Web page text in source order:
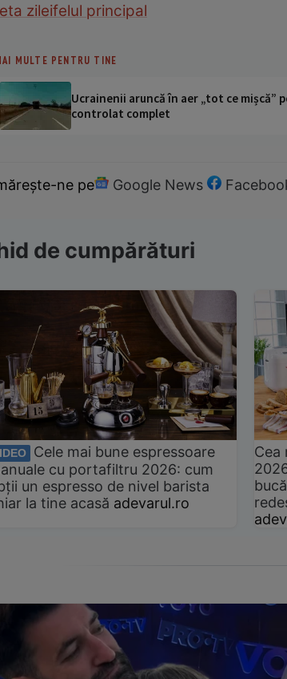
zileifelul principal
MULTE PENTRU TINE
Ucrainenii aruncă în aer „tot ce mișcă”
controlat complet
ne pe Google News
de cumpărături
Cele mai bune espressoare
cu portafiltru 2026: cum
un espresso de nivel barista
la tine acasă adevarul.ro
Cea